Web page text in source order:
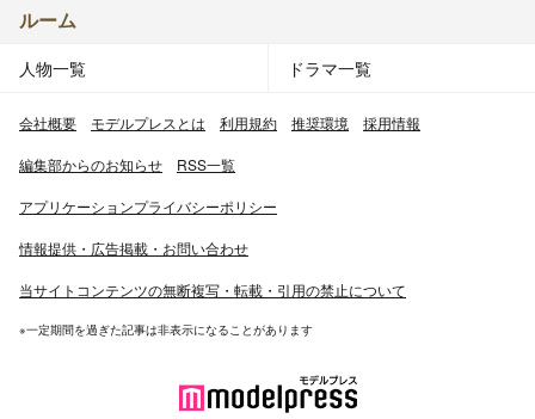
ルーム
人物一覧 ドラマ一覧
会社概要 モデルプレスとは 利用規約 推奨環境 採用情報
編集部からのお知らせ RSS一覧
アプリケーションプライバシーポリシー
情報提供・広告掲載・お問い合わせ
当サイトコンテンツの無断複写・転載・引用の禁止について
※一定期間を過ぎた記事は非表示になることがあります